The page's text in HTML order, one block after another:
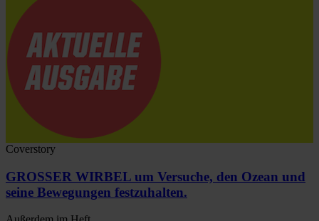
Coverstory
GROSSER WIRBEL um Versuche, den Ozean und
seine Bewegungen festzuhalten.